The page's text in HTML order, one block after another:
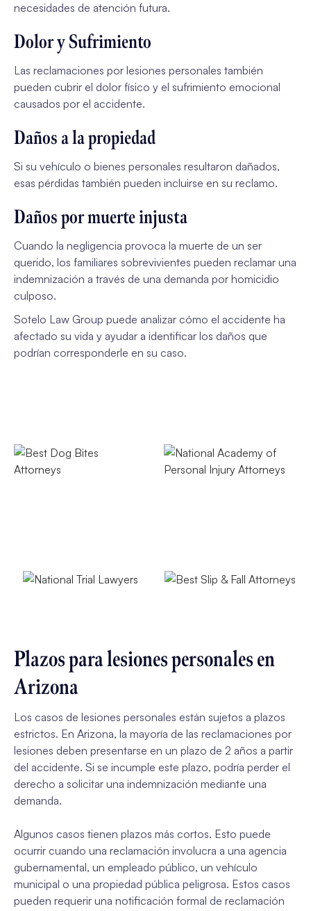
necesidades de atención futura.
Dolor y Sufrimiento
Las reclamaciones por lesiones personales también
pueden cubrir el dolor físico y el sufrimiento emocional
causados por el accidente.
Daños a la propiedad
Si su vehículo o bienes personales resultaron dañados,
esas pérdidas también pueden incluirse en su reclamo.
Daños por muerte injusta
Cuando la negligencia provoca la muerte de un ser
querido, los familiares sobrevivientes pueden reclamar una
indemnización a través de una demanda por homicidio
culposo.
Sotelo Law Group puede analizar cómo el accidente ha
afectado su vida y ayudar a identificar los daños que
podrían corresponderle en su caso.
Plazos para lesiones personales en
Arizona
Los casos de lesiones personales están sujetos a plazos
estrictos. En Arizona, la mayoría de las reclamaciones por
lesiones deben presentarse en un plazo de 2 años a partir
del accidente. Si se incumple este plazo, podría perder el
derecho a solicitar una indemnización mediante una
demanda.
Algunos casos tienen plazos más cortos. Esto puede
ocurrir cuando una reclamación involucra a una agencia
gubernamental, un empleado público, un vehículo
municipal o una propiedad pública peligrosa. Estos casos
pueden requerir una notificación formal de reclamación